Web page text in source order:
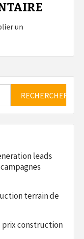
un
leads
terrain de
prix construction